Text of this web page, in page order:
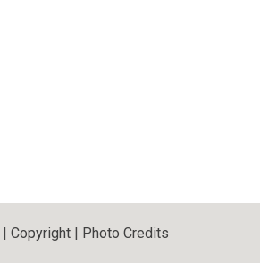
Copyright Photo Credits